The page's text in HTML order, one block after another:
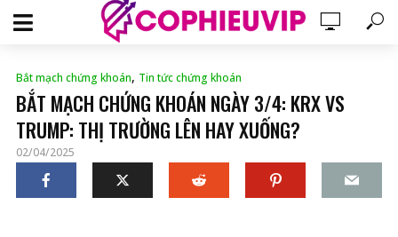
Bắt mạch chứng khoán, Tin tức chứng khoán
BẮT MẠCH CHỨNG KHOÁN NGÀY 3/4: KRX VS
TRUMP: THỊ TRƯỜNG LÊN HAY XUỐNG?
02/04/2025